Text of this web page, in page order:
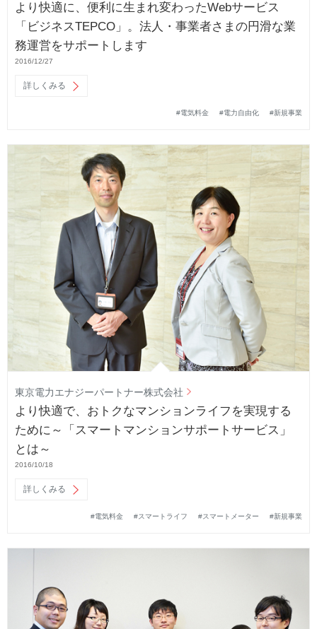
より快適に、便利に生まれ変わったWebサービス
「ビジネスTEPCO」。法人・事業者さまの円滑な業
務運営をサポートします
2016/12/27
詳しくみる
#電気料金 #電力自由化 #新規事業
東京電力エナジーパートナー株式会社
より快適で、おトクなマンションライフを実現する
ために～「スマートマンションサポートサービス」
とは～
2016/10/18
詳しくみる
#電気料金 #スマートライフ #スマートメーター #新規事業